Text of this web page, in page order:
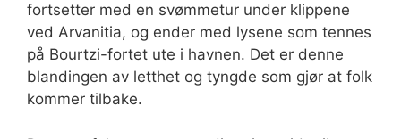
fortsetter med en svømmetur under klippene
ved Arvanitia, og ender med lysene som tennes
på Bourtzi-fortet ute i havnen. Det er denne
blandingen av letthet og tyngde som gjør at folk
kommer tilbake.